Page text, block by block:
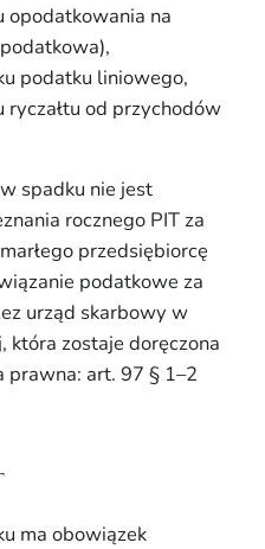
opodatkowania na
podatku liniowego,
od przychodów
spadku nie jest
rocznego PIT za
przedsiębiorcę
podatkowe za
urząd skarbowy w
zostaje doręczona
prawna: art. 97 § 1–2
ma obowiązek